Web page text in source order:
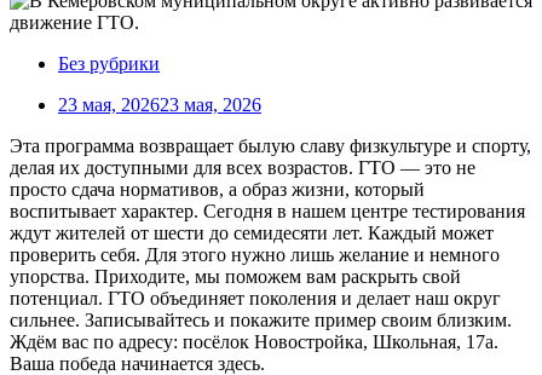
Без рубрики
23 мая, 202623 мая, 2026
Эта программа возвращает былую славу физкультуре и спорту,
делая их доступными для всех возрастов. ГТО — это не
просто сдача нормативов, а образ жизни, который
воспитывает характер. Сегодня в нашем центре тестирования
ждут жителей от шести до семидесяти лет. Каждый может
проверить себя. Для этого нужно лишь желание и немного
упорства. Приходите, мы поможем вам раскрыть свой
потенциал. ГТО объединяет поколения и делает наш округ
сильнее. Записывайтесь и покажите пример своим близким.
Ждём вас по адресу: посёлок Новостройка, Школьная, 17а.
Ваша победа начинается здесь.